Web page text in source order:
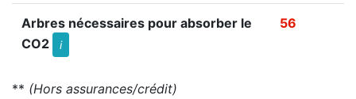
Arbres nécessaires pour absorber le
CO2
i
56
** (Hors assurances/crédit)